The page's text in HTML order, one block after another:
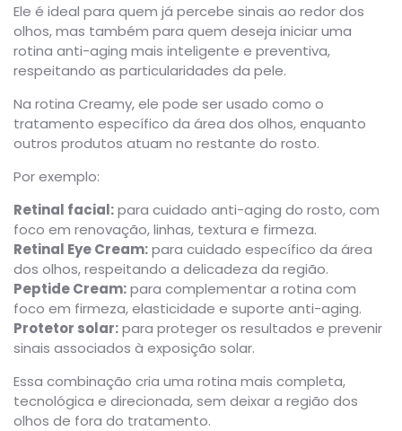
Ele é ideal para quem já percebe sinais ao redor dos
olhos, mas também para quem deseja iniciar uma
rotina anti-aging mais inteligente e preventiva,
respeitando as particularidades da pele.
Na rotina Creamy, ele pode ser usado como o
tratamento específico da área dos olhos, enquanto
outros produtos atuam no restante do rosto.
Por exemplo:
Retinal facial:para cuidado anti-aging do rosto, com
foco em renovação, linhas, textura e firmeza.
Retinal Eye Cream:para cuidado específico da área
dos olhos, respeitando a delicadeza da região.
Peptide Cream:para complementar a rotina com
foco em firmeza, elasticidade e suporte anti-aging.
Protetor solar:para proteger os resultados e prevenir
sinais associados à exposição solar.
Essa combinação cria uma rotina mais completa,
tecnológica e direcionada, sem deixar a região dos
olhos de fora do tratamento.